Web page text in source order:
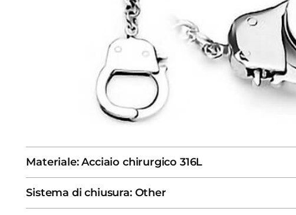
Materiale: Acciaio chirurgico 316L
Sistema di chiusura: Other